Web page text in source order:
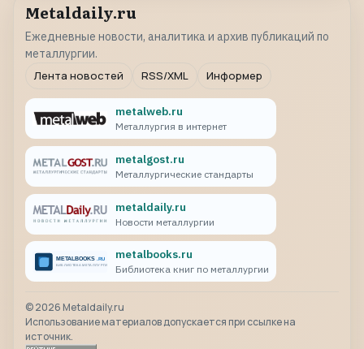
Metaldaily.ru
Ежедневные новости, аналитика и архив публикаций по
металлургии.
Лента новостей
RSS/XML Информер
metalweb.ru
Металлургия в интернет
metalgost.ru
Металлургические стандарты
metaldaily.ru
Новости металлургии
metalbooks.ru
Библиотека книг по металлургии
©2026 Metaldaily.ru
Использование материалов допускается при ссылке на
источник.